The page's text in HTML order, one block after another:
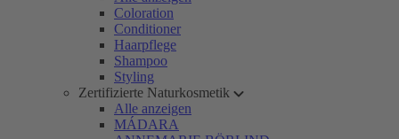
Coloration
Conditioner
Haarpflege
Shampoo
Styling
Zertifizierte Naturkosmetik
Alle anzeigen
MÁDARA